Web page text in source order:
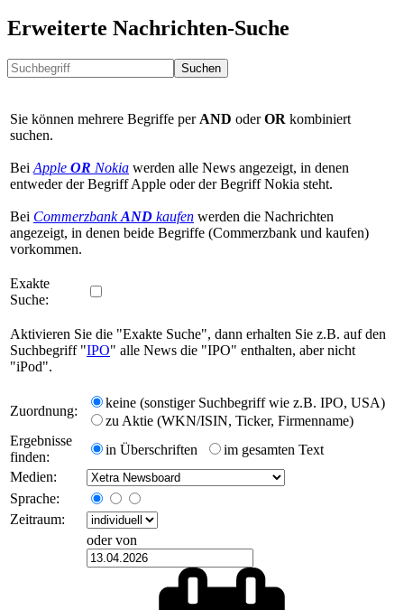
Erweiterte Nachrichten-Suche
Suchen
Sie können mehrere Begriffe per AND oderOR kombiniert
suchen.
Bei Apple OR Nokia werden alle News angezeigt, in denen
entweder der Begriff Apple oder der Begriff Nokia steht.
Bei CommerzbankAND kaufen werden die Nachrichten
angezeigt, in denen beide Begriffe (Commerzbank und kaufen)
vorkommen.
Exakte
Suche:
Aktivieren Sie die "Exakte Suche", dann erhalten Sie z.B. auf den
Suchbegriff "IPO" alle News die "IPO" enthalten, aber nicht
"iPod".
Zuordnung:
keine (sonstiger Suchbegriff wie z.B. IPO, USA)
zu Aktie (WKN/ISIN, Ticker, Firmenname)
Ergebnisse
finden:
in Überschriften
im gesamten Text
Medien:
Sprache:
Zeitraum:
oder von